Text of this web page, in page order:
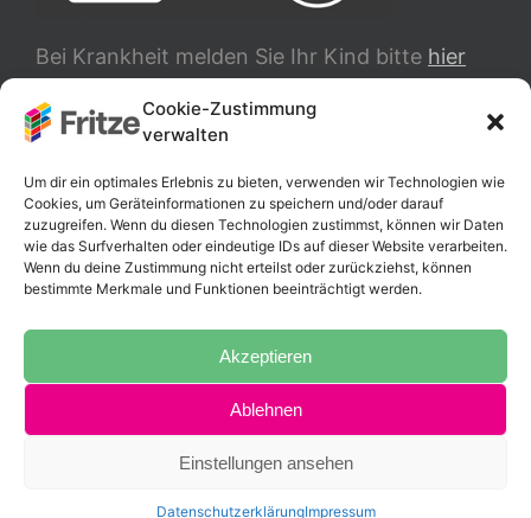
Cookie-Zustimmung
verwalten
Um dir ein optimales Erlebnis zu bieten, verwenden wir Technologien wie
Cookies, um Geräteinformationen zu speichern und/oder darauf
zuzugreifen. Wenn du diesen Technologien zustimmst, können wir Daten
wie das Surfverhalten oder eindeutige IDs auf dieser Website verarbeiten.
Wenn du deine Zustimmung nicht erteilst oder zurückziehst, können
bestimmte Merkmale und Funktionen beeinträchtigt werden.
Akzeptieren
Ablehnen
Einstellungen ansehen
DatenschutzerklärungImpressum
Bei Krankheit melden Sie Ihr Kind bitte hier
TRANSLATE